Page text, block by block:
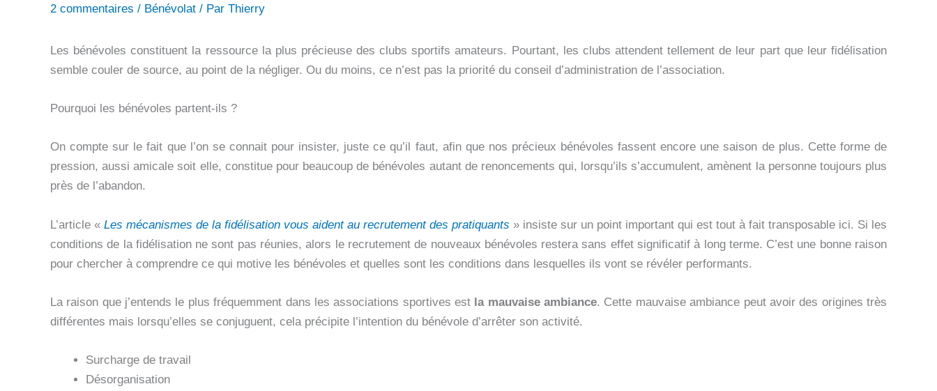
2 commentaires / Bénévolat / Par Thierry
Les bénévoles constituent la ressource la plus précieuse des clubs sportifs amateurs. Pourtant, les clubs attendent tellement de leur part que leur fidélisation
semble couler de source, au point de la négliger. Ou du moins, ce n’est pas la priorité du conseil d’administration de l’association.
Pourquoi les bénévoles partent-ils ?
On compte sur le fait que l’on se connait pour insister, juste ce qu’il faut, afin que nos précieux bénévoles fassent encore une saison de plus. Cette forme de
pression, aussi amicale soit elle, constitue pour beaucoup de bénévoles autant de renoncements qui, lorsqu’ils s’accumulent, amènent la personne toujours plus
près de l’abandon.
L’article « Les mécanismes de la fidélisation vous aident au recrutement des pratiquants » insiste sur un point important qui est tout à fait transposable ici. Si les
conditions de la fidélisation ne sont pas réunies, alors le recrutement de nouveaux bénévoles restera sans effet significatif à long terme. C’est une bonne raison
pour chercher à comprendre ce qui motive les bénévoles et quelles sont les conditions dans lesquelles ils vont se révéler performants.
La raison que j’entends le plus fréquemment dans les associations sportives est la mauvaise ambiance. Cette mauvaise ambiance peut avoir des origines très
différentes mais lorsqu’elles se conjuguent, cela précipite l’intention du bénévole d’arrêter son activité.
Surcharge de travail
Désorganisation